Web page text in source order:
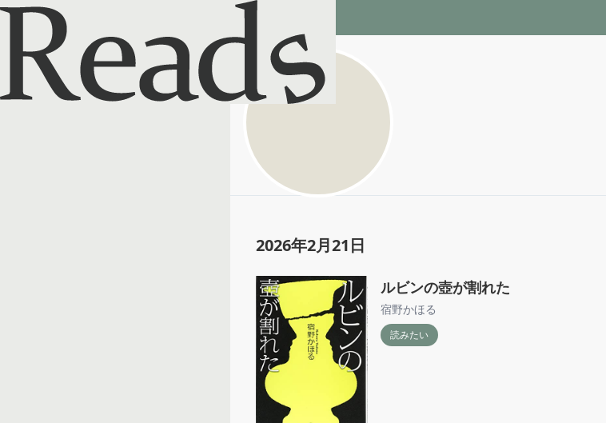
Reads - 読書のSNS＆記録アプリ
@
2026年2月21日
ルビンの壺が割れた
宿野かほる
読みたい